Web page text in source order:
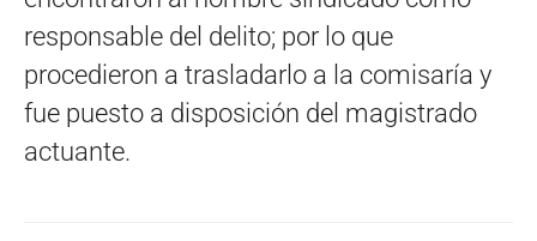
responsable del delito; por lo que
procedieron a trasladarlo a la comisaría y
fue puesto a disposición del magistrado
actuante.